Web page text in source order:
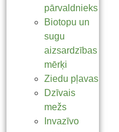
pārvaldnieks
Biotopu un
sugu
aizsardzības
mērķi
Ziedu pļavas
Dzīvais
mežs
Invazīvo